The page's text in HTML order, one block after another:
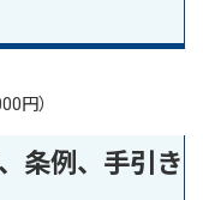
円）
条例、手引き